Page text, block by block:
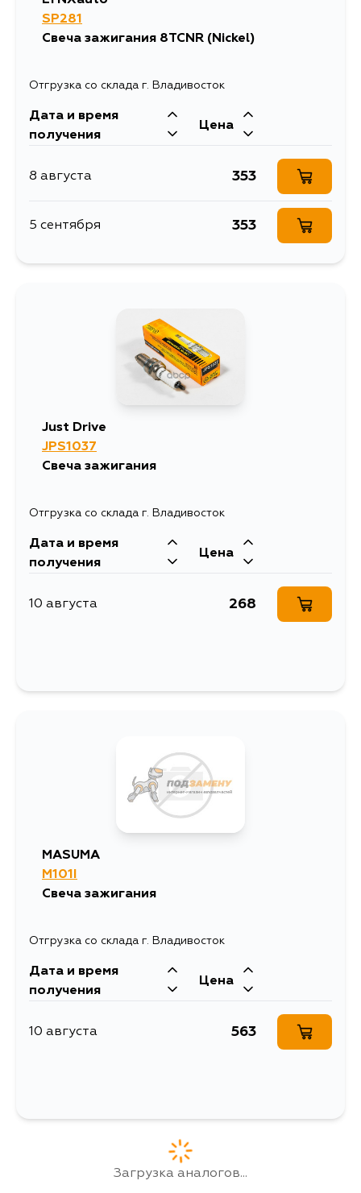
SP281
Свеча зажигания 8TCNR (Nickel)
Отгрузка со склада г. Владивосток
Дата и время
получения
Цена
8 августа 353
5 сентября 353
Just Drive
JPS1037
Свеча зажигания
Отгрузка со склада г. Владивосток
Дата и время
получения
Цена
10 августа 268
MASUMA
M101I
Свеча зажигания
Отгрузка со склада г. Владивосток
Дата и время
получения
Цена
10 августа 563
Загрузка аналогов...